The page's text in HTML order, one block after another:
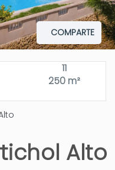
COMPARTE
11
250 m²
Alto